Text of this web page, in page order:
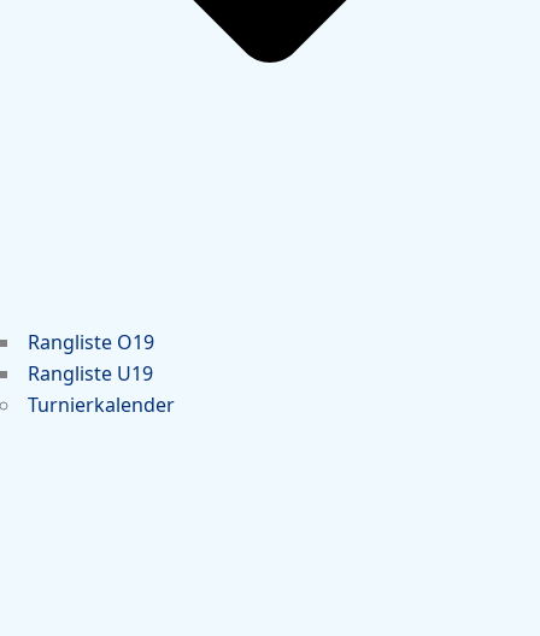
Rangliste O19
Rangliste U19
Turnierkalender